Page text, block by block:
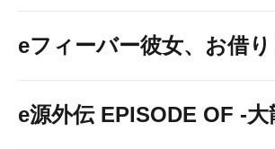
eフィーバー彼女、お借
e源外伝 EPISODE OF -大